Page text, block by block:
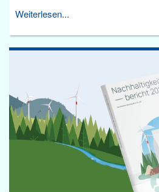
Weiterlesen...